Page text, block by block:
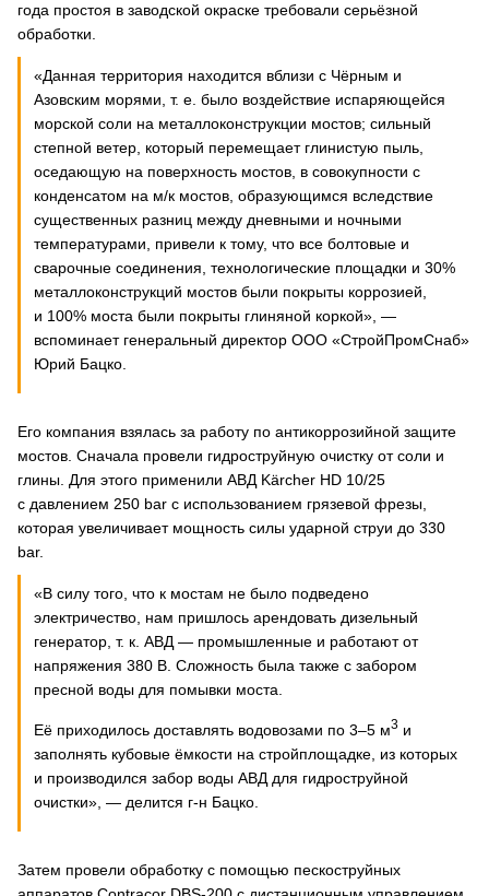
года простоя в заводской окраске требовали серьёзной
обработки.
«Данная территория находится вблизи с Чёрным и
Азовским морями, т. е. было воздействие испаряющейся
морской соли на металлоконструкции мостов; сильный
степной ветер, который перемещает глинистую пыль,
оседающую на поверхность мостов, в совокупности с
конденсатом на м/к мостов, образующимся вследствие
существенных разниц между дневными и ночными
температурами, привели к тому, что все болтовые и
сварочные соединения, технологические площадки и 30%
металлоконструкций мостов были покрыты коррозией,
и 100% моста были покрыты глиняной коркой», —
вспоминает генеральный директор ООО «СтройПромСнаб»
Юрий Бацко.
Его компания взялась за работу по антикоррозийной защите
мостов. Сначала провели гидроструйную очистку от соли и
глины. Для этого применили АВД Kärcher HD 10/25
с давлением 250 bar с использованием грязевой фрезы,
которая увеличивает мощность силы ударной струи до 330
bar.
«В силу того, что к мостам не было подведено
электричество, нам пришлось арендовать дизельный
генератор, т. к. АВД — промышленные и работают от
напряжения 380 В. Сложность была также с забором
пресной воды для помывки моста.
Её приходилось доставлять водовозами по 3–5 м3 и
заполнять кубовые ёмкости на стройплощадке, из которых
и производился забор воды АВД для гидроструйной
очистки», — делится г-н Бацко.
Затем провели обработку с помощью пескоструйных